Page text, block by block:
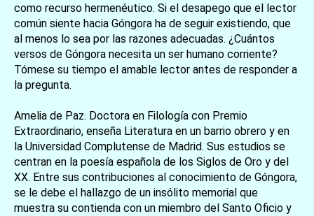
como recurso hermenéutico. Si el desapego que el lector
común siente hacia Góngora ha de seguir existiendo, que
al menos lo sea por las razones adecuadas. ¿Cuántos
versos de Góngora necesita un ser humano corriente?
Tómese su tiempo el amable lector antes de responder a
la pregunta.
Amelia de Paz. Doctora en Filología con Premio
Extraordinario, enseña Literatura en un barrio obrero y en
la Universidad Complutense de Madrid. Sus estudios se
centran en la poesía española de los Siglos de Oro y del
XX. Entre sus contribuciones al conocimiento de Góngora,
se le debe el hallazgo de un insólito memorial que
muestra su contienda con un miembro del Santo Oficio y